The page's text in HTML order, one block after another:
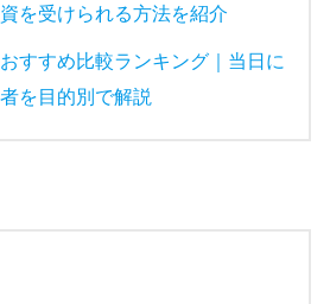
を受けられる方法を紹介
すすめ比較ランキング｜当日に
を目的別で解説